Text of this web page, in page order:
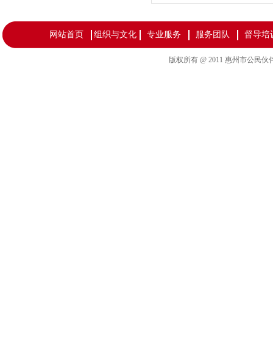
网站首页 组织与文化 专业服务 服务团队 督导培
版权所有 @ 2011 惠州市公民